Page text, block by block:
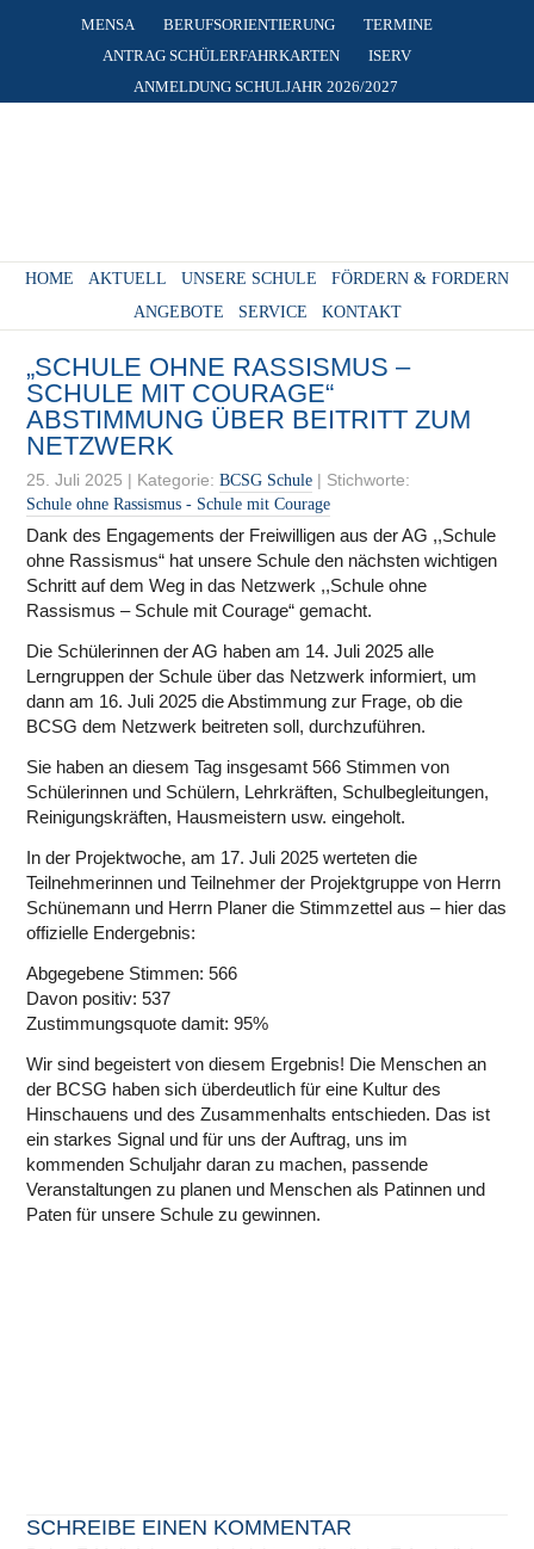
MENSA BERUFSORIENTIERUNG
TERMINE
ANTRAG SCHÜLERFAHRKARTEN
ISERV
ANMELDUNG SCHULJAHR 2026/2027
HOME AKTUELL UNSERE SCHULE
FÖRDERN & FORDERN
ANGEBOTE
SERVICE KONTAKT
„SCHULE OHNE RASSISMUS –
SCHULE MIT COURAGE“
ABSTIMMUNG ÜBER BEITRITT ZUM
NETZWERK
25. Juli 2025 | Kategorie:BCSG Schule | Stichworte:
Schule ohne Rassismus - Schule mit Courage
Dank des Engagements der Freiwilligen aus der AG ,,Schule
ohne Rassismus“ hat unsere Schule den nächsten wichtigen
Schritt auf dem Weg in das Netzwerk ,,Schule ohne
Rassismus – Schule mit Courage“ gemacht.
Die Schülerinnen der AG haben am 14. Juli 2025 alle
Lerngruppen der Schule über das Netzwerk informiert, um
dann am 16. Juli 2025 die Abstimmung zur Frage, ob die
BCSG dem Netzwerk beitreten soll, durchzuführen.
Sie haben an diesem Tag insgesamt 566 Stimmen von
Schülerinnen und Schülern, Lehrkräften, Schulbegleitungen,
Reinigungskräften, Hausmeistern usw. eingeholt.
In der Projektwoche, am 17. Juli 2025 werteten die
Teilnehmerinnen und Teilnehmer der Projektgruppe von Herrn
Schünemann und Herrn Planer die Stimmzettel aus – hier das
offizielle Endergebnis:
Abgegebene Stimmen: 566
Davon positiv: 537
Zustimmungsquote damit: 95%
Wir sind begeistert von diesem Ergebnis! Die Menschen an
der BCSG haben sich überdeutlich für eine Kultur des
Hinschauens und des Zusammenhalts entschieden. Das ist
ein starkes Signal und für uns der Auftrag, uns im
kommenden Schuljahr daran zu machen, passende
Veranstaltungen zu planen und Menschen als Patinnen und
Paten für unsere Schule zu gewinnen.
SCHREIBE EINEN KOMMENTAR